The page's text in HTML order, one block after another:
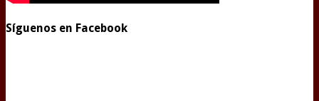
Síguenos en Facebook